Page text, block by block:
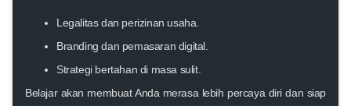
Legalitas dan perizinan usaha.
Branding dan pemasaran digital.
Strategi bertahan di masa sulit.
Belajar akan membuat Anda merasa lebih percaya diri dan siap